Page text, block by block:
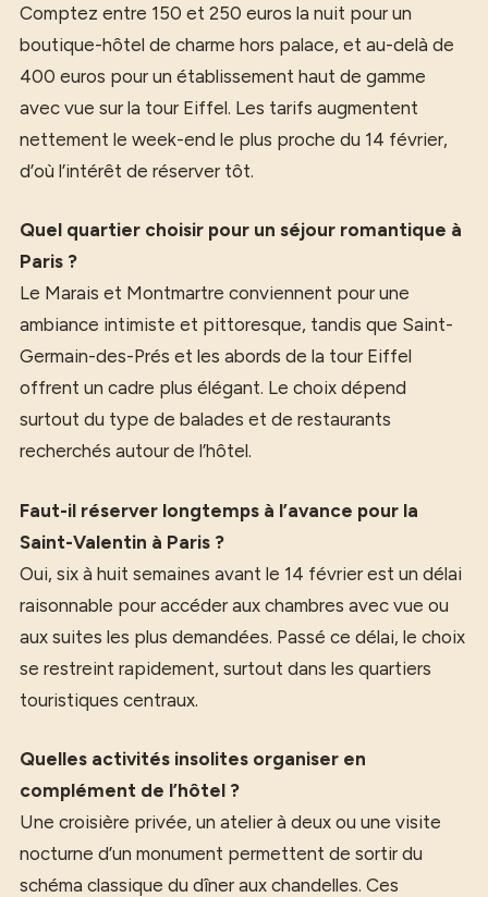
Comptez entre 150 et 250 euros la nuit pour un
boutique-hôtel de charme hors palace, et au-delà de
400 euros pour un établissement haut de gamme
avec vue sur la tour Eiffel. Les tarifs augmentent
nettement le week-end le plus proche du 14 février,
d’où l’intérêt de réserver tôt.
Quel quartier choisir pour un séjour romantique à
Paris ?
Le Marais et Montmartre conviennent pour une
ambiance intimiste et pittoresque, tandis que Saint-
Germain-des-Prés et les abords de la tour Eiffel
offrent un cadre plus élégant. Le choix dépend
surtout du type de balades et de restaurants
recherchés autour de l’hôtel.
Faut-il réserver longtemps à l’avance pour la
Saint-Valentin à Paris ?
Oui, six à huit semaines avant le 14 février est un délai
raisonnable pour accéder aux chambres avec vue ou
aux suites les plus demandées. Passé ce délai, le choix
se restreint rapidement, surtout dans les quartiers
touristiques centraux.
Quelles activités insolites organiser en
complément de l’hôtel ?
Une croisière privée, un atelier à deux ou une visite
nocturne d’un monument permettent de sortir du
schéma classique du dîner aux chandelles. Ces